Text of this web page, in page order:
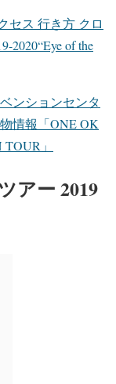
セス 行き方 クロ
2020“Eye of the
ンションセンタ
情報「ONE OK
」
アー 2019